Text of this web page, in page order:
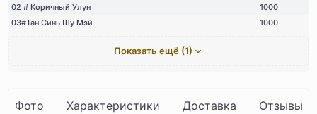
02 # Коричный Улун
1000
03#Тан Синь Шу Мэй
1000
Показать ещё (1)
Фото Характеристики Доставка Отзывы